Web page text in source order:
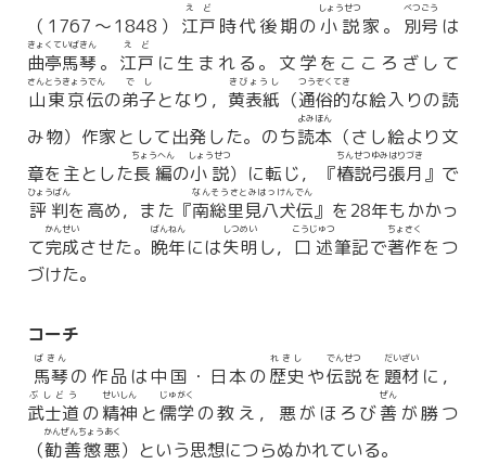
（1767〜1848） 江戸
えど
時代後期の小説
しょうせつ
家。 別号
べつごう
は
曲亭馬琴
きょくていばきん
。 江戸
えど
に生まれる。文学をこころざして
山東京伝
さんとうきょうでん
の弟子
でし
となり， 黄表紙
きびょうし
（通俗的
つうぞくてき
な絵入りの読
み物）作家として出発した。のち読本
よみほん
（さし絵より文
章を主とした長編
ちょうへん
の小説
しょうせつ
）に転じ，『椿説弓張月
ちんせつゆみはりづき
』で
評判
ひょうばん
を高め，また『南総里見八犬伝
なんそうさとみはっけんでん
』を28年もかかっ
て完成
かんせい
させた。 晩年
ばんねん
には失明
しつめい
し， 口述
こうじゅつ
筆記で著作
ちょさく
をつ
づけた。
コーチ
馬琴
ばきん
の作品は中国・日本の歴史
れきし
や伝説
でんせつ
を 題材
だいざい
に，
武士道
ぶしどう
の精神
せいしん
と儒学
じゅがく
の教え，悪がほろび善
ぜん
が勝つ
（勧善懲悪
かんぜんちょうあく
）という思想につらぬかれている。